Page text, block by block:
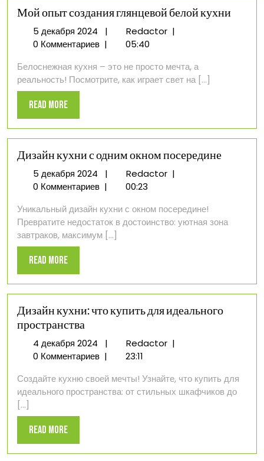
Мой опыт создания глянцевой белой кухни
5 декабря 20245
декабря
| RedactorМой
глянцевой
белой
|
0 Комментариев |
05:40
Белоснежная кухня – это не просто мечта, а
реальность! Посмотрите, как играет свет на [...]
Read MoreRead
More
Дизайн кухни с одним окном посередине
5 декабря 20245
декабря
| RedactorДизайн
одним
окном
|
0 Комментариев |
00:23
Уникальный дизайн кухни с окном посередине!
Превратите недостаток в достоинство: уютная зона
завтраков, максимум [...]
Read MoreRead
More
Дизайн кухни: что купить для идеального
пространства
4 декабря 20244
декабря
| RedactorДизайн
купить
для
|
0 Комментариев |
23:11
Создайте кухню своей мечты! Узнайте, что купить для
идеального пространства: от стильных шкафчиков до
[...]
Read MoreRead
More